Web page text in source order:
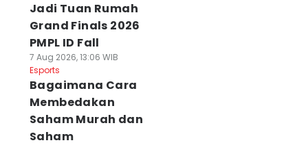
Jadi Tuan Rumah
Grand Finals 2026
PMPL ID Fall
7 Aug 2026, 13:06 WIB
Esports
Bagaimana Cara
Membedakan
Saham Murah dan
Saham